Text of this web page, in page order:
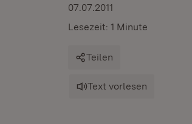
07.07.2011
Lesezeit: 1 Minute
Teilen
Text vorlesen